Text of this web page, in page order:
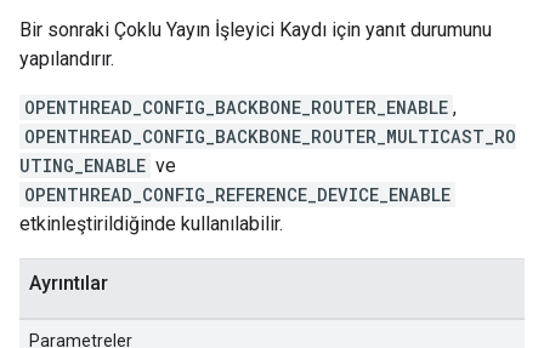
Bir sonraki Çoklu Yayın İşleyici Kaydı için yanıt durumunu
yapılandırır.
OPENTHREAD_CONFIG_BACKBONE_ROUTER_ENABLE ,
OPENTHREAD_CONFIG_BACKBONE_ROUTER_MULTICAST_RO
UTING_ENABLE ve
OPENTHREAD_CONFIG_REFERENCE_DEVICE_ENABLE
etkinleştirildiğinde kullanılabilir.
Ayrıntılar
Parametreler